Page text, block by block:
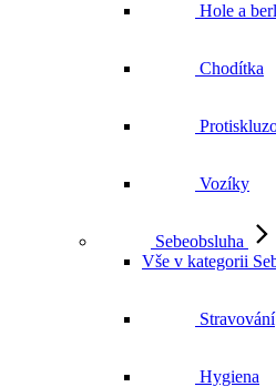
Hole a
Chodítka
Vozíky
Sebeobsluha
Vše v kategorii
Stravování
Hygiena